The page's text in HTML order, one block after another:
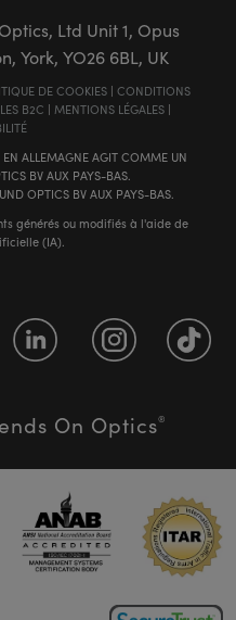
Ltd Unit 1, Opus
York, YO26 6BL, UK
DE COOKIES| CONDITIONS
B2C | MENTIONS LÉGALES|
ALLEMAGNE AGIT COMME UN
BV AUX PAYS-BAS.
OPTICS BV AUX PAYS-BAS.
générés ou modifiés à l'aide de
(IA).
On Optics®